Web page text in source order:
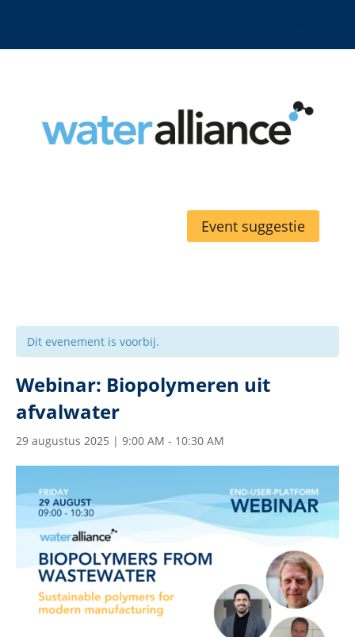
Event suggestie
Dit evenement is voorbij.
Webinar: Biopolymeren uit
afvalwater
29 augustus 2025 | 9:00 AM - 10:30 AM